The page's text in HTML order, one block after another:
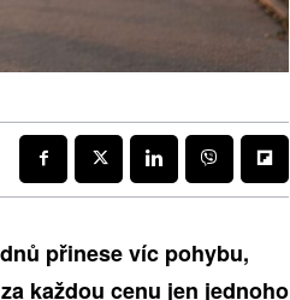
přinese víc pohybu,
každou cenu jen jednoho